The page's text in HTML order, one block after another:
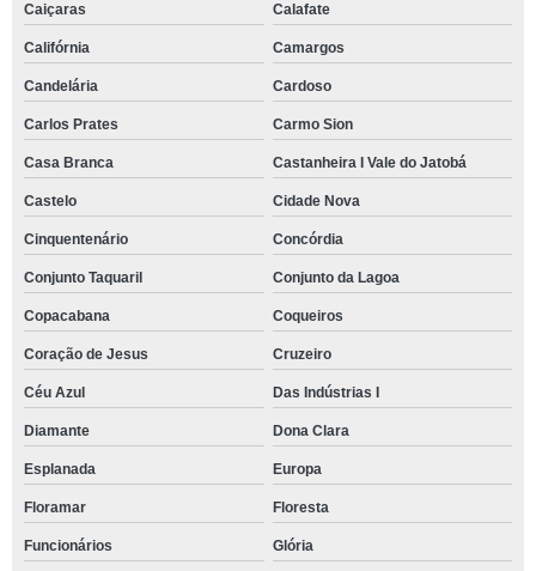
Caiçaras Calafate
Califórnia Camargos
Candelária Cardoso
Carlos Prates Carmo Sion
Casa Branca Castanheira I Vale do Jatobá
Castelo Cidade Nova
Cinquentenário Concórdia
Conjunto Taquaril Conjunto da Lagoa
Copacabana Coqueiros
Coração de Jesus Cruzeiro
Céu Azul Das Indústrias I
Diamante Dona Clara
Esplanada Europa
Floramar Floresta
Funcionários Glória